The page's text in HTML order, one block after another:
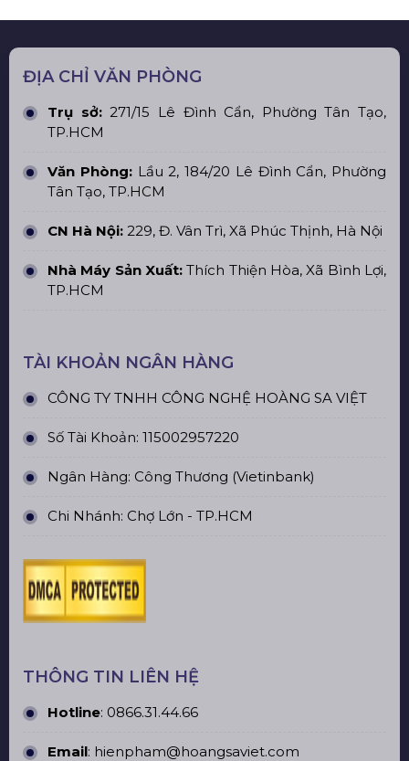
ĐỊA CHỈ VĂN PHÒNG
Trụ sở:271/15 Lê Đình Cẩn, Phường Tân Tạo,
TP.HCM
Văn Phòng:Lầu 2, 184/20 Lê Đình Cẩn, Phường
Tân Tạo, TP.HCM
CN Hà Nội: 229, Đ. Vân Trì, Xã Phúc Thịnh, Hà Nội
Nhà Máy Sản Xuất: Thích Thiện Hòa, Xã Bình Lợi,
TP.HCM
TÀI KHOẢN NGÂN HÀNG
CÔNG TY TNHH CÔNG NGHỆ HOÀNG SA VIỆT
Số Tài Khoản: 115002957220
Ngân Hàng: Công Thương (Vietinbank)
Chi Nhánh: Chợ Lớn - TP.HCM
THÔNG TIN LIÊN HỆ
Hotline: 0866.31.44.66
Email: hienpham@hoangsaviet.com